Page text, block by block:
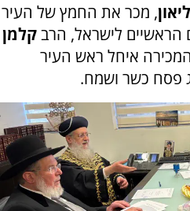
, מכר את החמץ של העיר
הראשיים לישראל, הרבקלמן
איחל ראש העיר
פסח כשר ושמח.